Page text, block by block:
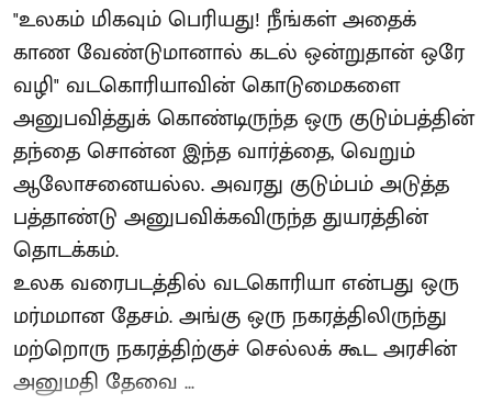
"உலகம் மிகவும் பெரியது! நீங்கள் அதைக்
காண வேண்டுமானால் கடல் ஒன்றுதான் ஒரே
வழி" வடகொரியாவின் கொடுமைகளை
அனுபவித்துக் கொண்டிருந்த ஒரு குடும்பத்தின்
தந்தை சொன்ன இந்த வார்த்தை, வெறும்
ஆலோசனையல்ல. அவரது குடும்பம் அடுத்த
பத்தாண்டு அனுபவிக்கவிருந்த துயரத்தின்
தொடக்கம்.
உலக வரைபடத்தில் வடகொரியா என்பது ஒரு
மர்மமான தேசம். அங்கு ஒரு நகரத்திலிருந்து
மற்றொரு நகரத்திற்குச் செல்லக் கூட அரசின்
அனுமதி தேவை ...